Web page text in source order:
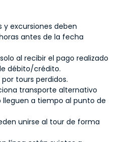
y excursiones deben
antes de la fecha
al recibir el pago realizado
débito/crédito.
tours perdidos.
transporte alternativo
lleguen a tiempo al punto de
unirse al tour de forma